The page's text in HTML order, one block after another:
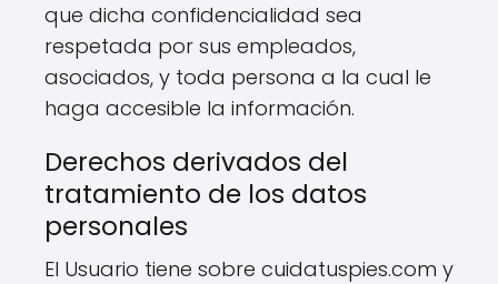
que dicha confidencialidad sea
respetada por sus empleados,
asociados, y toda persona a la cual le
haga accesible la información.
Derechos derivados del
tratamiento de los datos
personales
El Usuario tiene sobre cuidatuspies.com y